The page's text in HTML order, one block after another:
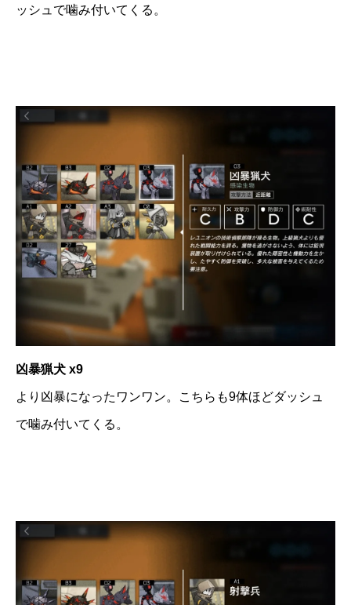
ッシュで噛み付いてくる。
凶暴猟犬 x9
より凶暴になったワンワン。こちらも9体ほどダッシュ
で噛み付いてくる。